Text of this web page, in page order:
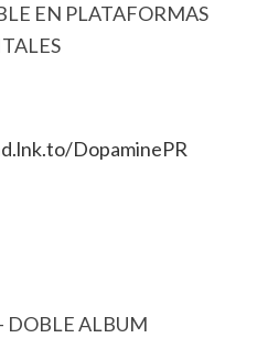
EN PLATAFORMAS
DopaminePR
DOBLE ALBUM